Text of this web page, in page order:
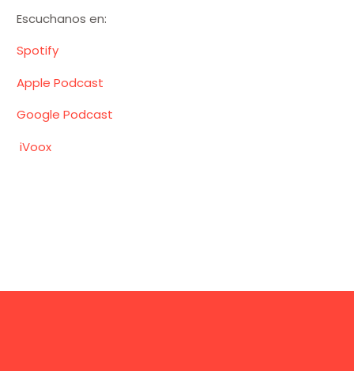
Escuchanos en:
Spotify
Apple Podcast
Google Podcast
iVoox